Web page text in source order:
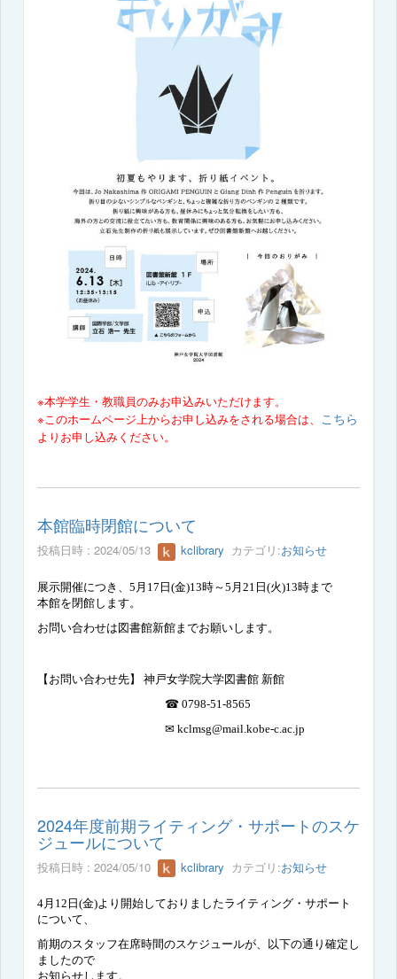
※本学学生・教職員のみお申込みいただけます。
※このホームページ上からお申し込みをされる場合は、 こちら
よりお申し込みください。
本館臨時閉館について
投稿日時 : 2024/05/13 kclibrary カテゴリ:お知らせ
展示開催につき、 5 月 17 日 (金)13時～5 月 21 日 (火)13時まで
本館を閉館します。
お問い合わせは図書館新館までお願いします。
【お問い合わせ先】 神戸女学院大学図書館 新館
☎ 0798-51-8565
✉ kclmsg@mail.kobe-c.ac.jp
2024年度前期ライティング・サポートのスケ
ジュールについて
投稿日時 : 2024/05/10 kclibrary カテゴリ:お知らせ
4月 12 日 (金)より開始しておりましたライティング・サポート
について、
前期のスタッフ在席時間のスケジュールが、
以下の通り 確定し
ましたので